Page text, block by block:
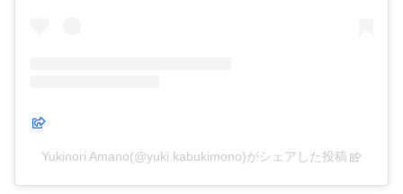
Yukinori Amano(@yuki.kabukimono)がシェアした投稿